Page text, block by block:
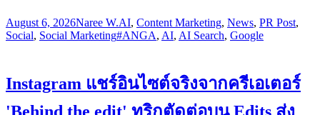
August 6, 2026Naree W.AI, Content Marketing, News, PR Post,
Social, Social Marketing#ANGA, AI, AI Search, Google
Instagram แชร์อินไซต์จริงจากครีเอเตอร์